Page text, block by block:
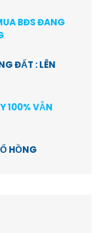
BĐS ĐANG
ĐẤT : LÊN
100% VẪN
HỒNG